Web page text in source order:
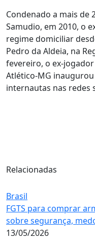
Condenado a mais de
Samudio, em 2010, o
regime domiciliar
Pedro da Aldeia, na
fevereiro, o ex-
Atlético-MG
internautas nas redes
Relacionadas
Brasil
FGTS para comprar
sobre segurança,
13/05/2026